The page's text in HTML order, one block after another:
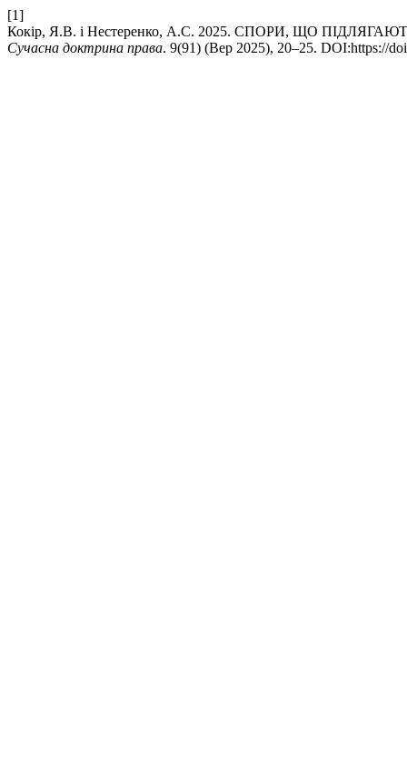
[1]
Кокір, Я.В. і Нестеренко, А.С. 2025. СПОРИ, ЩО
Сучасна доктрина права. 9(91) (Вер 2025), 20–25. DOI:https://